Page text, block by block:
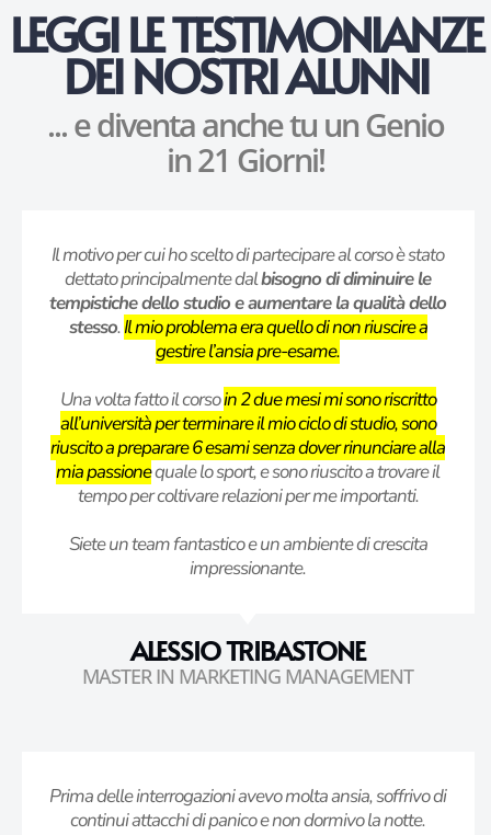
LEGGI LE TESTIMONIANZE
DEI NOSTRI ALUNNI
... e diventa anche tu un Genio
in 21 Giorni!
Il motivo per cui ho scelto di partecipare al corso è stato
dettato principalmente dalbisogno di diminuire le
tempistiche dello studio e aumentare la qualità dello
stesso.Il mio problema era quello di non riuscire a
gestire l’ansia pre-esame.
Una volta fatto il corsoin 2 due mesi mi sono riscritto
all’università per terminare il mio ciclo di studio, sono
riuscito a preparare 6 esami senza dover rinunciare alla
mia passionequale lo sport, e sono riuscito a trovare il
tempo per coltivare relazioni per me importanti.
Siete un team fantastico e un ambiente di crescita
impressionante.
ALESSIO TRIBASTONE
MASTER IN MARKETING MANAGEMENT
Prima delle interrogazioni avevo molta ansia, soffrivo di
continui attacchi di panico e non dormivo la notte.